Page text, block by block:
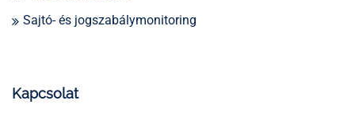
Sajtó- és jogszabálymonitoring
Kapcsolat